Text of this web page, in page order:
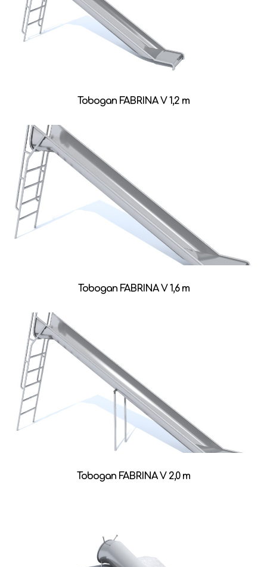
Tobogan FABRINA V 1,2 m
Tobogan FABRINA V 1,6 m
Tobogan FABRINA V 2,0 m